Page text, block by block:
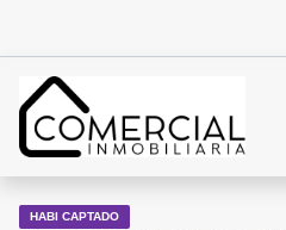
HABI CAPTADO